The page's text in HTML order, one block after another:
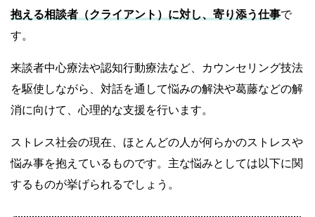
抱える相談者（クライアント）に対し、寄り添う仕事で
す。
来談者中心療法や認知行動療法など、カウンセリング技法
を駆使しながら、対話を通して悩みの解決や葛藤などの解
消に向けて、心理的な支援を行います。
ストレス社会の現在、ほとんどの人が何らかのストレスや
悩み事を抱えているものです。主な悩みとしては以下に関
するものが挙げられるでしょう。